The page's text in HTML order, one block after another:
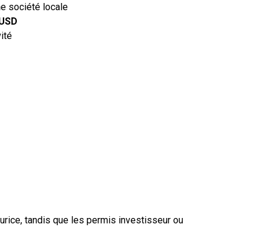
société locale
tandis que les permis investisseur ou